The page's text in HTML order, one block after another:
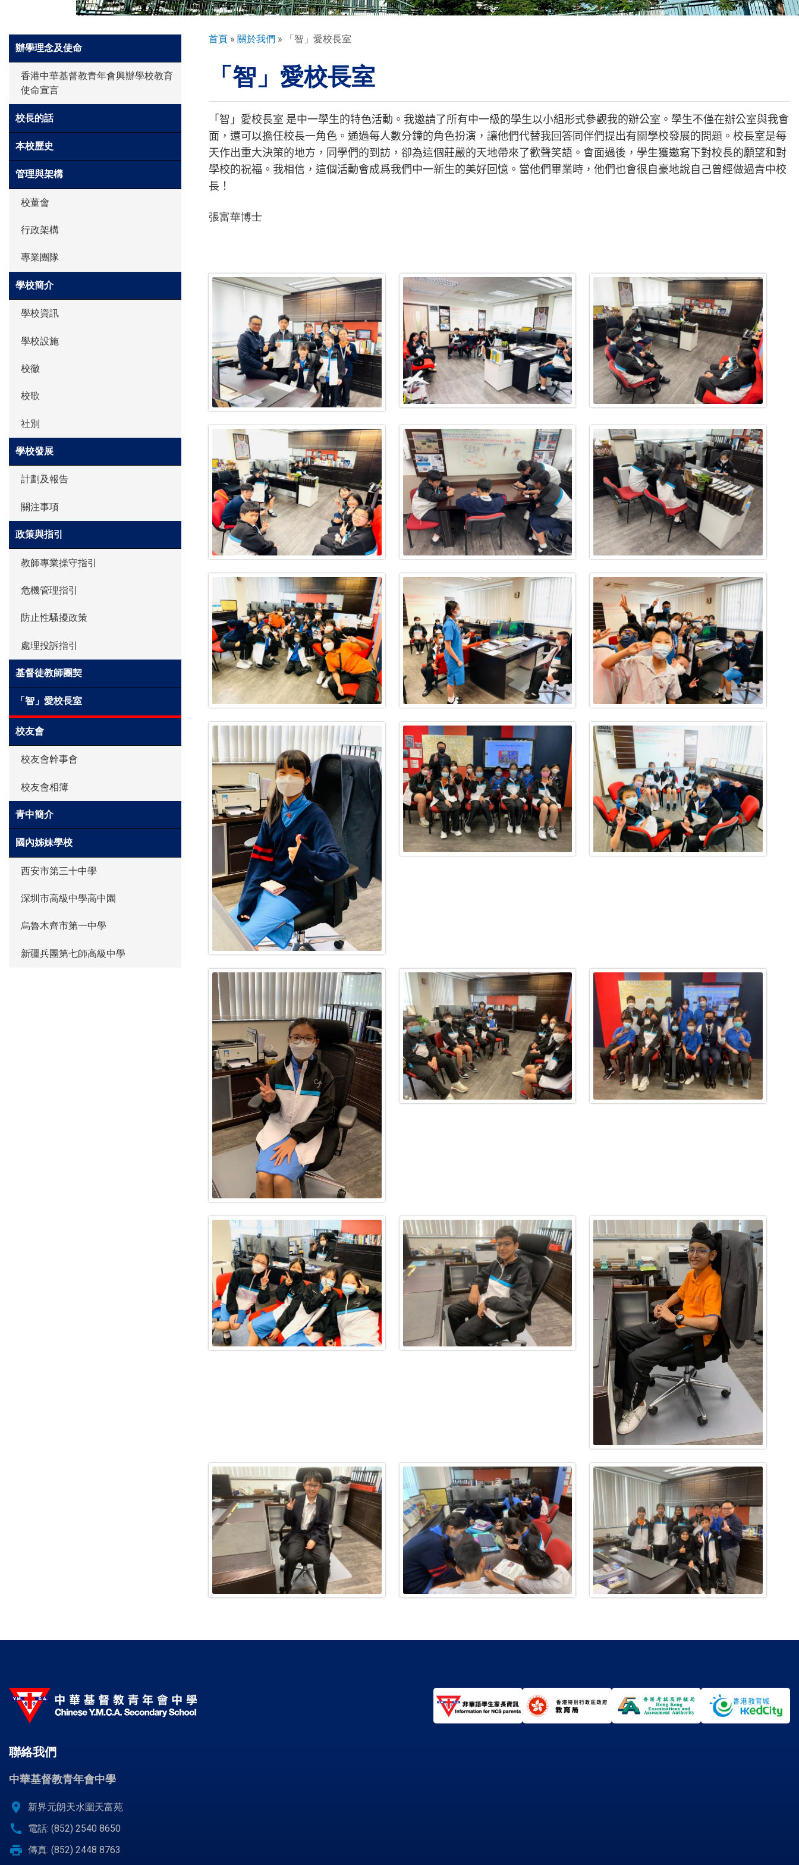
環球探索
入學申請
學生園地
學生表現
校曆表
Side
Meun
辦學理念及使命
香港中華基督教青年會興辦學校教育
使命宣言
校長的話
本校歷史
管理與架構
校董會
行政架構
專業團隊
學校簡介
學校資訊
學校設施
校徽
校歌
社別
學校發展
計劃及報告
關注事項
政策與指引
教師專業操守指引
危機管理指引
防止性騷擾政策
處理投訴指引
基督徒教師團契
「智」愛校長室
校友會
校友會幹事會
校友會相簿
青中簡介
國內姊妹學校
西安市第三十中學
深圳市高級中學高中園
烏魯木齊市第一中學
新疆兵團第七師高級中學
導
連
首頁 關於我們 「智」愛校長室
「智」愛校長室
「智」愛校長室 是中一學生的特色活動。我邀請了所有中一級的學生以小組形式參觀我的辦公室。學生不僅在辦公室與我會
面，還可以擔任校長一角色。通過每人數分鐘的角色扮演，讓他們代替我回答同伴們提出有關學校發展的問題。校長室是每
天作出重大決策的地方，同學們的到訪，卻為這個莊嚴的天地帶來了歡聲笑語。會面過後，學生獲邀寫下對校長的願望和對
學校的祝福。我相信，這個活動會成爲我們中一新生的美好回憶。當他們畢業時，他們也會很自豪地說自己曾經做過青中校
長！
張富華博士
聯絡我們
中華基督教青年會中學
location_on 新界元朗天水圍天富苑
call 電話: (852) 2540 8650
print 傳真: (852) 2448 8763